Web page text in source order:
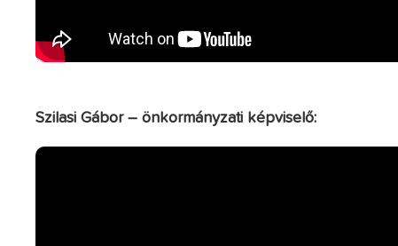
Szilasi Gábor – önkormányzati képviselő: